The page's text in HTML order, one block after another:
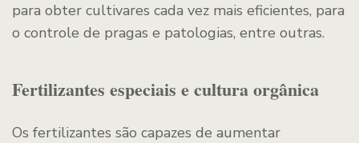
para obter cultivares cada vez mais eficientes, para
o controle de pragas e patologias, entre outras.
Fertilizantes especiais e cultura orgânica
Os fertilizantes são capazes de aumentar